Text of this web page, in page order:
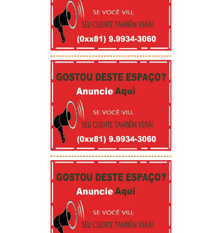
-----------------------------------------
-----------------------------------------